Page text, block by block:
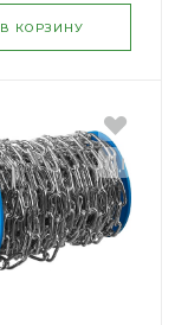
В КОРЗИНУ